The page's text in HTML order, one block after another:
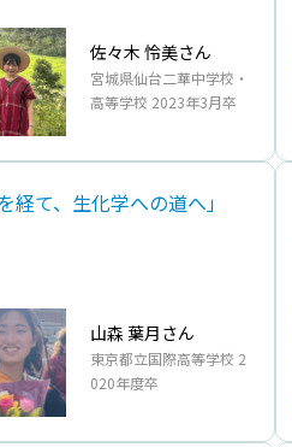
佐々木 怜美さん
宮城県仙台二華中学校・
高等学校 2023年3月卒
経て、生化学への道へ」
山森 葉月さん
東京都立国際高等学校 2
020年度卒